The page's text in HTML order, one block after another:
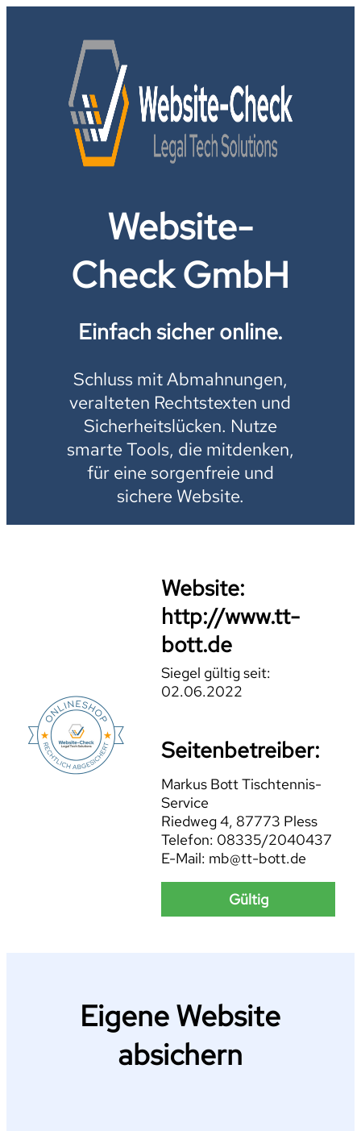
Website-
Check GmbH
Einfach sicher online.
Schluss mit Abmahnungen,
veralteten Rechtstexten und
Sicherheitslücken. Nutze
smarte Tools, die mitdenken,
für eine sorgenfreie und
sichere Website.
Website:
http://www.tt-
bott.de
Siegel gültig seit:
02.06.2022
Seitenbetreiber:
Markus Bott Tischtennis-
Service
Riedweg 4, 87773 Pless
Telefon: 08335/2040437
E-Mail: mb@tt-bott.de
Gültig
Eigene Website
absichern